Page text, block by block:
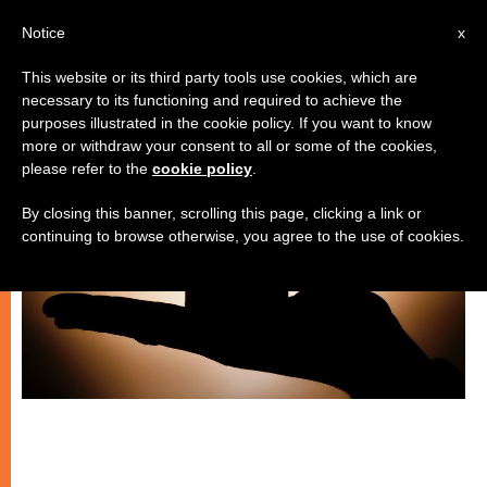
SPIRITUALITÀ E PREGHIERA
x
Notice
This website or its third party tools use cookies, which are
necessary to its functioning and required to achieve the
purposes illustrated in the cookie policy. If you want to know
more or withdraw your consent to all or some of the cookies,
please refer to the cookie policy
By closing this banner, scrolling this page, clicking a link or
continuing to browse otherwise, you agree to the use of cookies.